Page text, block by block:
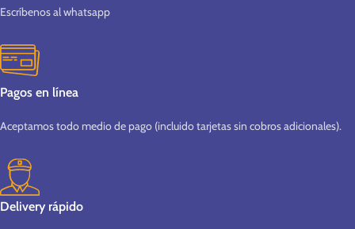
Escríbenos al whatsapp
Pagos en línea
Aceptamos todo medio de pago (incluido tarjetas sin cobros adicionales).
Delivery rápido